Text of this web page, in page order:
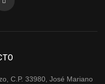
C.P. 33980, José Mariano